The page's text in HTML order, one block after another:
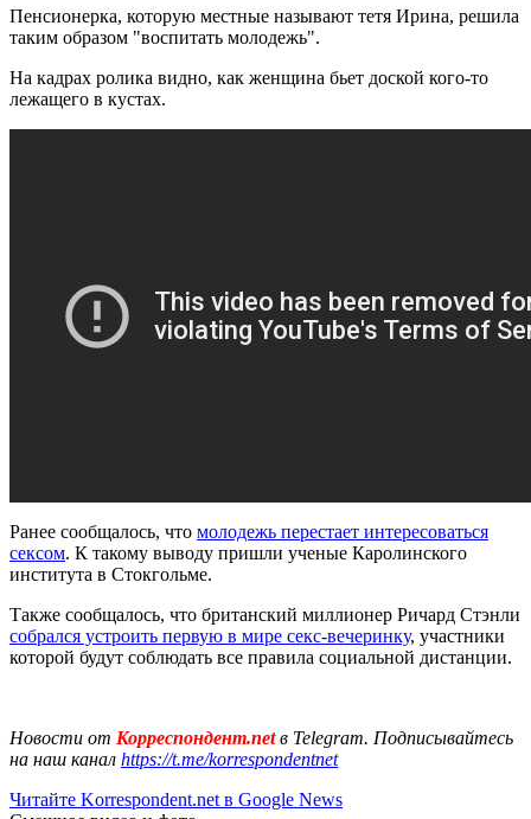
Пенсионерка, которую местные называют тетя Ирина, решила
таким образом "воспитать молодежь".
На кадрах ролика видно, как женщина бьет доской кого-то
лежащего в кустах.
Ранее сообщалось, что молодежь перестает интересоваться
сексом. К такому выводу пришли ученые Каролинского
института в Стокгольме.
Также сообщалось, что британский миллионер Ричард Стэнли
собрался устроить первую в мире секс-вечеринку, участники
которой будут соблюдать все правила социальной дистанции.
Новости от Корреспондент.netв Telegram. Подписывайтесь
на наш канал https://t.me/korrespondentnet
Читайте Korrespondent.net в Google News